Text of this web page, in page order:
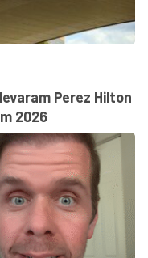
Perez Hilton
2026